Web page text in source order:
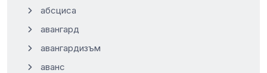
абсциса
авангард
авангардизъм
аванс